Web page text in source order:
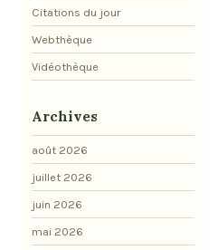
Citations du jour
Webthèque
Vidéothèque
Archives
août 2026
juillet 2026
juin 2026
mai 2026